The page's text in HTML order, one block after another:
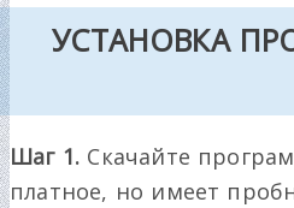
УСТАНОВКА
Шаг 1. Скачайте
платное, но имеет